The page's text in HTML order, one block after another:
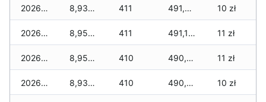
2026-06-18 8,935 zł 411 491,385 zł 10 zł
2026-06-17 8,955 zł 411 491,175 zł 11 zł
2026-06-16 8,955 zł 410 490,750 zł 11 zł
2026-06-15 8,935 zł 410 490,600 zł 10 zł